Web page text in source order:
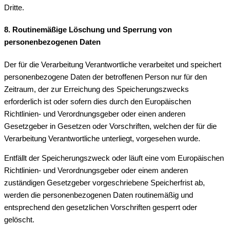
Dritte.
8. Routinemäßige Löschung und Sperrung von
personenbezogenen Daten
Der für die Verarbeitung Verantwortliche verarbeitet und speichert
personenbezogene Daten der betroffenen Person nur für den
Zeitraum, der zur Erreichung des Speicherungszwecks
erforderlich ist oder sofern dies durch den Europäischen
Richtlinien- und Verordnungsgeber oder einen anderen
Gesetzgeber in Gesetzen oder Vorschriften, welchen der für die
Verarbeitung Verantwortliche unterliegt, vorgesehen wurde.
Entfällt der Speicherungszweck oder läuft eine vom Europäischen
Richtlinien- und Verordnungsgeber oder einem anderen
zuständigen Gesetzgeber vorgeschriebene Speicherfrist ab,
werden die personenbezogenen Daten routinemäßig und
entsprechend den gesetzlichen Vorschriften gesperrt oder
gelöscht.